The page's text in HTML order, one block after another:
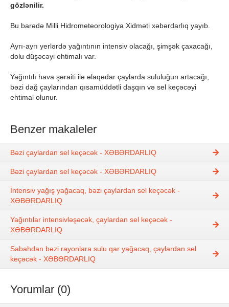
gözlənilir.
Bu barədə Milli Hidrometeorologiya Xidməti xəbərdarlıq yayıb.
Ayrı-ayrı yerlərdə yağıntının intensiv olacağı, şimşək çaxacağı,
dolu düşəcəyi ehtimalı var.
Yağıntılı hava şəraiti ilə əlaqədar çaylarda sululuğun artacağı,
bəzi dağ çaylarından qısamüddətli daşqın və sel keçəcəyi
ehtimal olunur.
Benzer makaleler
Bəzi çaylardan sel keçəcək - XƏBƏRDARLIQ
Bəzi çaylardan sel keçəcək - XƏBƏRDARLIQ
İntensiv yağış yağacaq, bəzi çaylardan sel keçəcək -
XƏBƏRDARLIQ
Yağıntılar intensivləşəcək, çaylardan sel keçəcək -
XƏBƏRDARLIQ
Sabahdan bəzi rayonlara sulu qar yağacaq, çaylardan sel
keçəcək - XƏBƏRDARLIQ
Yorumlar (0)